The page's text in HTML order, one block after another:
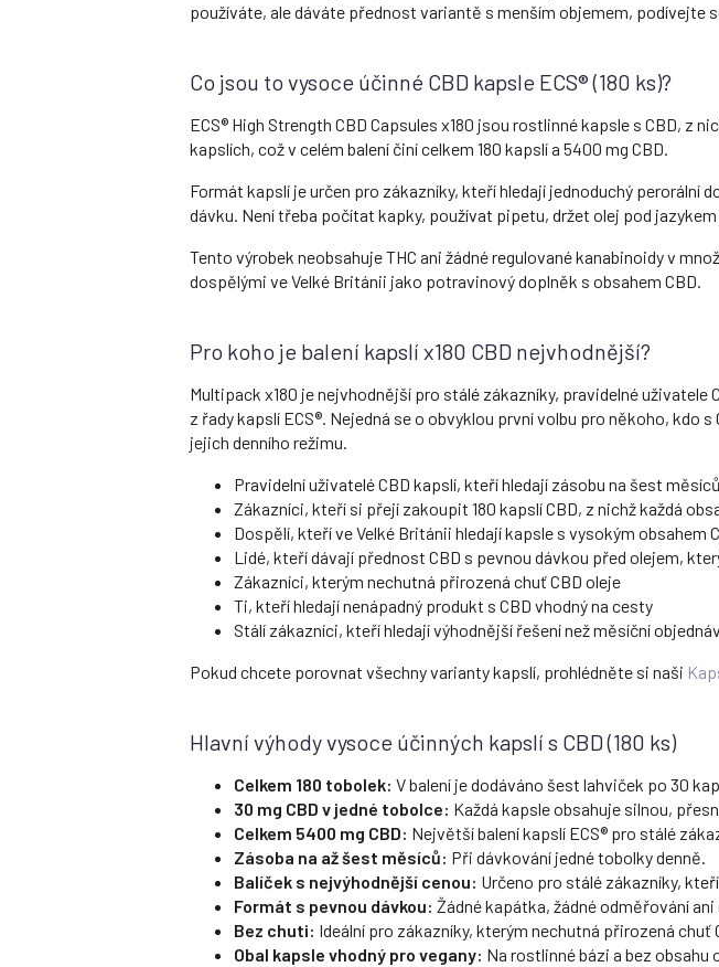
používáte, ale dáváte přednost variantě s menším objemem, podívejte
Co jsou to vysoce účinné CBD kapsle ECS® (180 ks)?
ECS® High Strength CBD Capsules x180 jsou rostlinné kapsle s CBD, z
kapslích, což v celém balení činí celkem 180 kapslí a 5400 mg CBD.
Formát kapslí je určen pro zákazníky, kteří hledají jednoduchý perorální
dávku. Není třeba počítat kapky, používat pipetu, držet olej pod
Tento výrobek neobsahuje THC ani žádné regulované kanabinoidy v
dospělými ve Velké Británii jako potravinový doplněk s obsahem CBD.
Pro koho je balení kapslí x180 CBD nejvhodnější?
Multipack x180 je nejvhodnější pro stálé zákazníky, pravidelné
z řady kapslí ECS®. Nejedná se o obvyklou první volbu pro někoho, kdo
jejich denního režimu.
Pravidelní uživatelé CBD kapslí, kteří hledají zásobu na šest měsíců
Zákazníci, kteří si přejí zakoupit 180 kapslí CBD, z nichž každá
Dospělí, kteří ve Velké Británii hledají kapsle s vysokým obsahem
Lidé, kteří dávají přednost CBD s pevnou dávkou před olejem,
Zákazníci, kterým nechutná přirozená chuť CBD oleje
Ti, kteří hledají nenápadný produkt s CBD vhodný na cesty
Stálí zákazníci, kteří hledají výhodnější řešení než měsíční
Pokud chcete porovnat všechny varianty kapslí, prohlédněte si naši
Hlavní výhody vysoce účinných kapslí s CBD (180 ks)
Celkem 180 tobolek: V balení je dodáváno šest lahviček po 30
30 mg CBD v jedné tobolce: Každá kapsle obsahuje silnou,
Celkem 5400 mg CBD: Největší balení kapslí ECS® pro stálé
Zásoba na až šest měsíců: Při dávkování jedné tobolky denně.
Balíček s nejvýhodnější cenou: Určeno pro stálé zákazníky,
Formát s pevnou dávkou: Žádné kapátka, žádné odměřování
Bez chuti: Ideální pro zákazníky, kterým nechutná přirozená chuť
Obal kapsle vhodný pro vegany: Na rostlinné bázi a bez